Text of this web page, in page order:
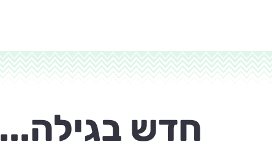
חדש בגילה...